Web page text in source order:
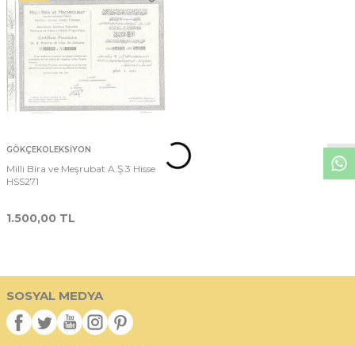
GÖKÇEKOLEKSIYON
Milli Bira ve Meşrubat A.Ş.3 Hisse
HSS271
1.500,00 TL
SOSYAL MEDYA